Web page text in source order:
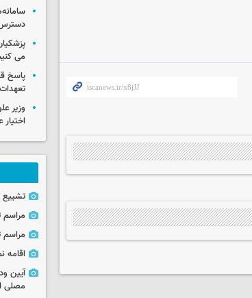
می
پاسخ
وزیر
اختیار
تشییع
مراسم
مراسم
اقامه
آیین
مصلی